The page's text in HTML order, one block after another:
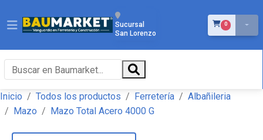
Sucursal
San Lorenzo
0ÍTEMS EN EL
Inicio Todos los productos Ferretería
Albañileria
Mazo
Mazo Total Acero 4000 G